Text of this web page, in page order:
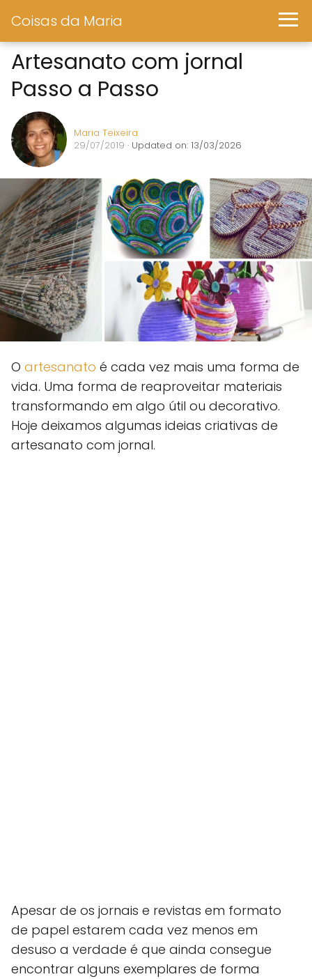
Coisas da Maria
Artesanato com jornal
Passo a Passo
Maria Teixeira
29/07/2019 · Updated on: 13/03/2026
O artesanato é cada vez mais uma forma de
vida. Uma forma de reaproveitar materiais
transformando em algo útil ou decorativo.
Hoje deixamos algumas ideias criativas de
artesanato com jornal.
Apesar de os jornais e revistas em formato
de papel estarem cada vez menos em
desuso a verdade é que ainda consegue
encontrar alguns exemplares de forma